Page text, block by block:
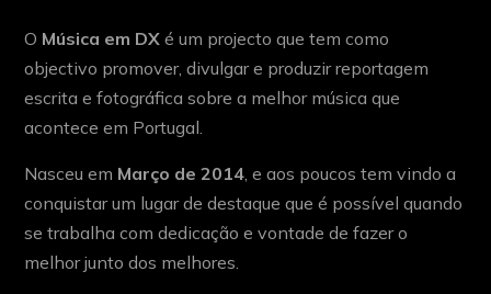
O Música em DX é um projecto que tem como
objectivo promover, divulgar e produzir reportagem
escrita e fotográfica sobre a melhor música que
acontece em Portugal.
Nasceu em Março de 2014 , e aos poucos tem vindo a
conquistar um lugar de destaque que é possível quando
se trabalha com dedicação e vontade de fazer o
melhor junto dos melhores.